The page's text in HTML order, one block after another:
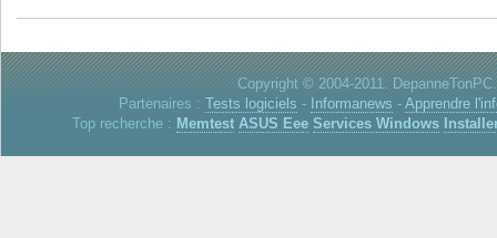
Copyright © 2004-2011.
Partenaires : Tests logiciels - Informanews - Apprendre
Top recherche : Memtest ASUS Eee Services Windows